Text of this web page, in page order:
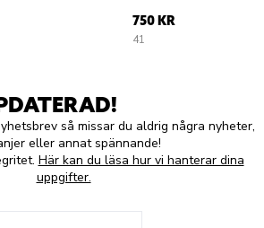
750 KR
41
så missar du aldrig några nyheter,
eller annat spännande!
Här kan du läsa hur vi hanterar dina
uppgifter.